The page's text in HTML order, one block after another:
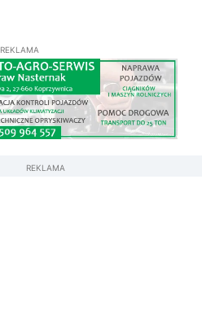
REKLAMA
REKLAMA